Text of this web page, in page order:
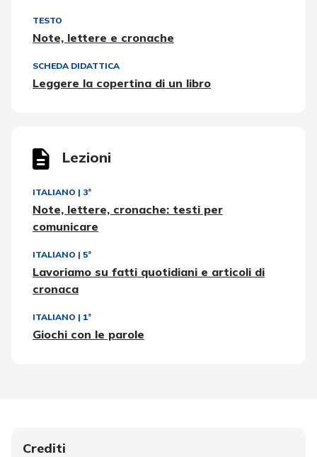
TESTO
Note, lettere e cronache
SCHEDA DIDATTICA
Leggere la copertina di un libro
Lezioni
ITALIANO | 3ª
Note, lettere, cronache: testi per
comunicare
ITALIANO | 5ª
Lavoriamo su fatti quotidiani e articoli di
cronaca
ITALIANO | 1ª
Giochi con le parole
Crediti